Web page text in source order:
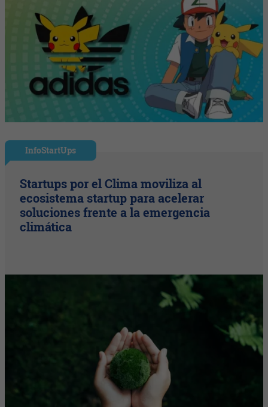
InfoStartUps
Startups por el Clima moviliza al
ecosistema startup para acelerar
soluciones frente a la emergencia
climática